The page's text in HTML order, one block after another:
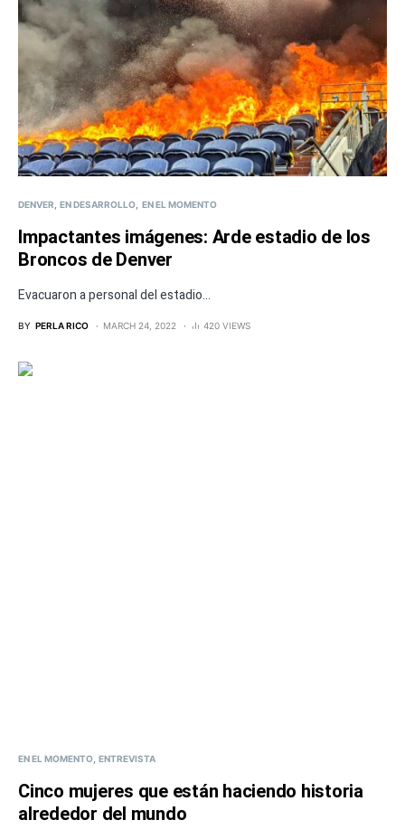
DENVER EN DESARROLLO EN EL MOMENTO
Impactantes imágenes: Arde estadio de los
Broncos de Denver
Evacuaron a personal del estadio...
BY PERLA RICO MARCH 24, 2022 420 VIEWS
EN EL MOMENTO ENTREVISTA
Cinco mujeres que están haciendo historia
alrededor del mundo